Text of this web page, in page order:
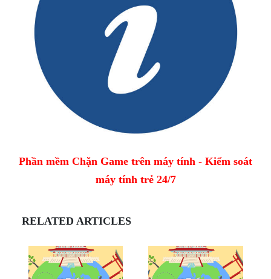
Phần mềm Chặn Game trên máy tính - Kiểm soát
máy tính trẻ 24/7
RELATED ARTICLES